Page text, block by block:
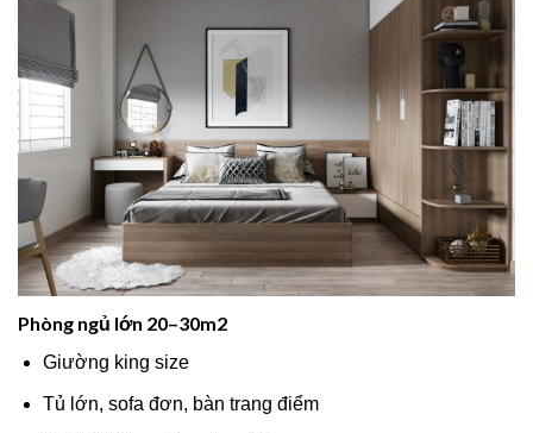
Phòng ngủ lớn 20–30m2
Giường king size
Tủ lớn, sofa đơn, bàn trang điểm